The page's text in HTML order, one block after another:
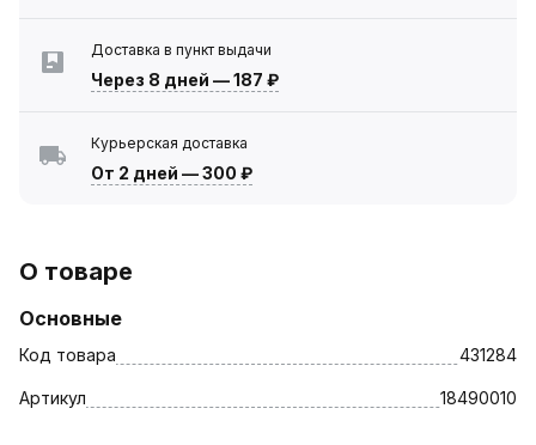
Доставка в пункт выдачи
Через 8 дней —187 ₽
Курьерская доставка
От 2 дней —300 ₽
О товаре
Основные
Код товара 431284
Артикул 18490010